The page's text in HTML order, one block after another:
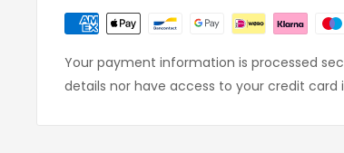
Your payment information is processed
details nor have access to your credit card